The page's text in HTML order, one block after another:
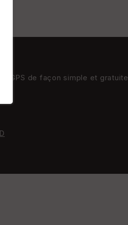
GPS de façon simple et gratuite